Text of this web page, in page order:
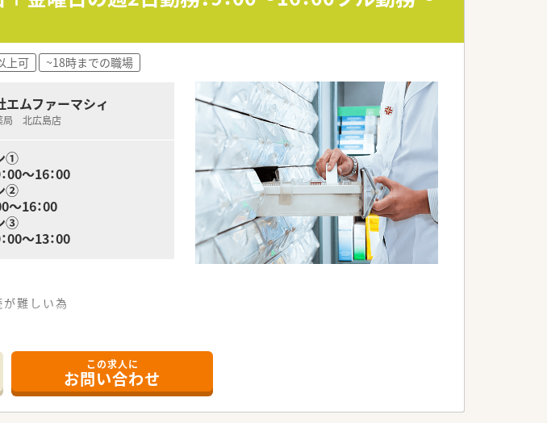
上可 ~18時までの職場
エムファーマシィ
局 北広島店
➀
～16：00
②
16：00
③
～13：00
難しい為
ています。
。
この求人に
お問い合わせ